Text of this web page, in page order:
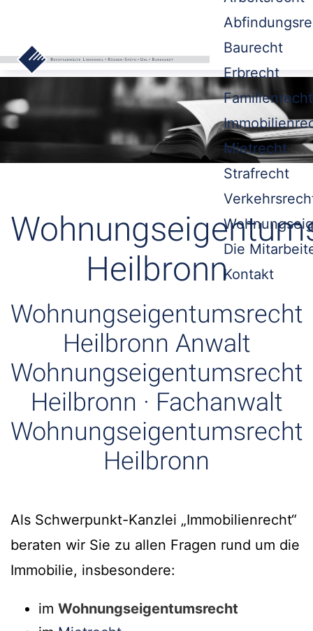
Baurecht
Erbrecht
Familienrecht
Mietrecht
Strafrecht
Die
Kontakt
Heilbronn
Wohnungseigentumsrecht
Heilbronn Anwalt
Wohnungseigentumsrecht
Heilbronn · Fachanwalt
Wohnungseigentumsrecht
Heilbronn
Als Schwerpunkt-Kanzlei „Immobilienrecht“
beraten wir Sie zu allen Fragen rund um die
Immobilie, insbesondere:
im Wohnungseigentumsrecht